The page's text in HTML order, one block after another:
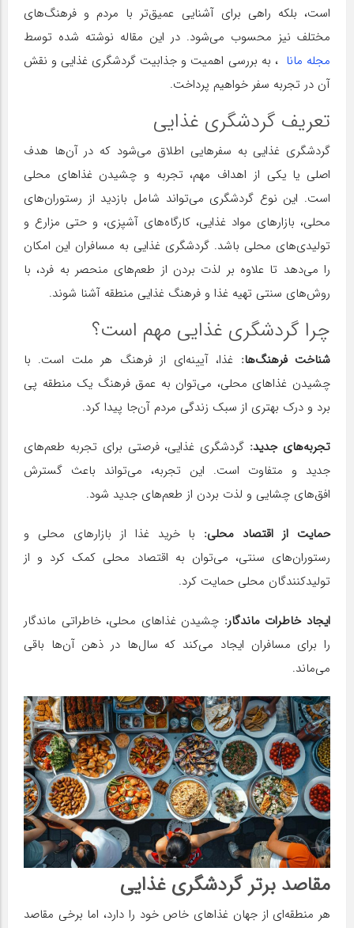
است، بلکه راهی برای آشنایی عمیق‌تر با مردم و فرهنگ‌های
مختلف نیز محسوب می‌شود. در این مقاله نوشته شده توسط
مجله مانا ، به بررسی اهمیت و جذابیت گردشگری غذایی و نقش
آن در تجربه سفر خواهیم پرداخت.
تعریف گردشگری غذایی
گردشگری غذایی به سفرهایی اطلاق می‌شود که در آن‌ها هدف
اصلی یا یکی از اهداف مهم، تجربه و چشیدن غذاهای محلی
است. این نوع گردشگری می‌تواند شامل بازدید از رستوران‌های
محلی، بازارهای مواد غذایی، کارگاه‌های آشپزی، و حتی مزارع و
تولیدی‌های محلی باشد. گردشگری غذایی به مسافران این امکان
را می‌دهد تا علاوه بر لذت بردن از طعم‌های منحصر به فرد، با
روش‌های سنتی تهیه غذا و فرهنگ غذایی منطقه آشنا شوند.
چرا گردشگری غذایی مهم است؟
شناخت فرهنگ‌ها: غذا، آیینه‌ای از فرهنگ هر ملت است. با
چشیدن غذاهای محلی، می‌توان به عمق فرهنگ یک منطقه پی
برد و درک بهتری از سبک زندگی مردم آن‌جا پیدا کرد.
تجربه‌های جدید: گردشگری غذایی، فرصتی برای تجربه طعم‌های
جدید و متفاوت است. این تجربه، می‌تواند باعث گسترش
افق‌های چشایی و لذت بردن از طعم‌های جدید شود.
حمایت از اقتصاد محلی: با خرید غذا از بازارهای محلی و
رستوران‌های سنتی، می‌توان به اقتصاد محلی کمک کرد و از
تولیدکنندگان محلی حمایت کرد.
ایجاد خاطرات ماندگار: چشیدن غذاهای محلی، خاطراتی ماندگار
را برای مسافران ایجاد می‌کند که سال‌ها در ذهن آن‌ها باقی
می‌ماند.
مقاصد برتر گردشگری غذایی
هر منطقه‌ای از جهان غذاهای خاص خود را دارد، اما برخی مقاصد